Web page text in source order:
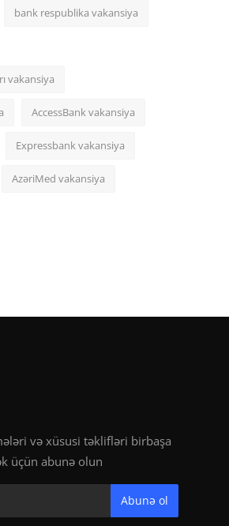
bank respublika vakansiya
vakansiya
AccessBank vakansiya
Expressbank vakansiya
AzəriMed vakansiya
və xüsusi təklifləri birbaşa
üçün abunə olun
Abunə ol